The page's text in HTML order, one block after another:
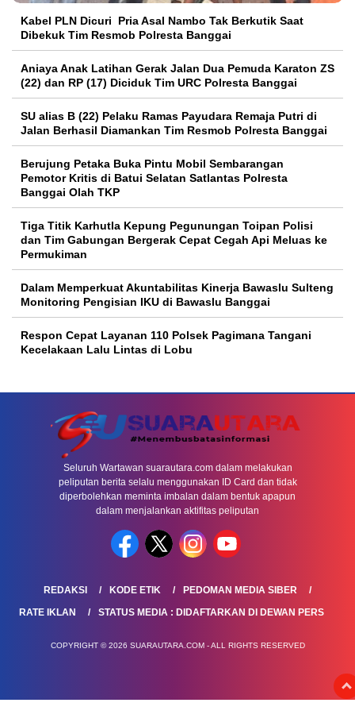
Kabel PLN Dicuri Pria Asal Nambo Tak Berkutik Saat
Dibekuk Tim Resmob Polresta Banggai
Aniaya Anak Latihan Gerak Jalan Dua Pemuda Karaton ZS
(22) dan RP (17) Diciduk Tim URC Polresta Banggai
SU alias B (22) Pelaku Ramas Payudara Remaja Putri di
Jalan Berhasil Diamankan Tim Resmob Polresta Banggai
Berujung Petaka Buka Pintu Mobil Sembarangan
Pemotor Kritis di Batui Selatan Satlantas Polresta
Banggai Olah TKP
Tiga Titik Karhutla Kepung Pegunungan Toipan Polisi
dan Tim Gabungan Bergerak Cepat Cegah Api Meluas ke
Permukiman
Dalam Memperkuat Akuntabilitas Kinerja Bawaslu Sulteng
Monitoring Pengisian IKU di Bawaslu Banggai
Respon Cepat Layanan 110 Polsek Pagimana Tangani
Kecelakaan Lalu Lintas di Lobu
Seluruh Wartawan suarautara.com dalam melakukan
peliputan berita selalu menggunakan ID Card dan tidak
diperbolehkan meminta imbalan dalam bentuk apapun
dalam menjalankan aktifitas peliputan
REDAKSI KODE ETIK
PEDOMAN MEDIA SIBER
RATE IKLAN
STATUS MEDIA : DIDAFTARKAN DI DEWAN PERS
COPYRIGHT © 2026 SUARAUTARA.COM - ALL RIGHTS RESERVED